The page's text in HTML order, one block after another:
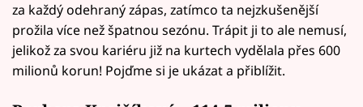
za každý odehraný zápas, zatímco ta nejzkušenější
prožila více než špatnou sezónu. Trápit ji to ale nemusí,
jelikož za svou kariéru již na kurtech vydělala přes 600
milionů korun! Pojďme si je ukázat a přiblížit.